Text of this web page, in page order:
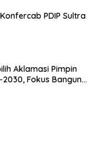
PDIP Sultra
Aklamasi Pimpin
Fokus Bangun